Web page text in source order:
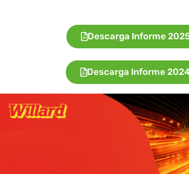
Descarga Informe
Descarga Informe